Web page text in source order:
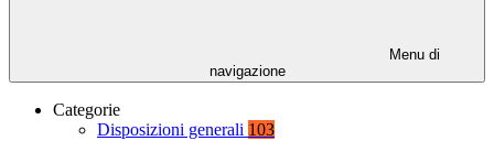
Menu di
navigazione
Categorie
Disposizioni generali 103